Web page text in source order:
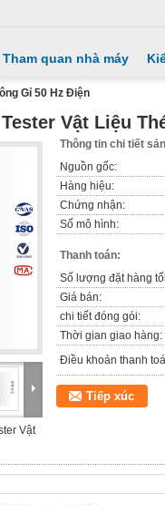
Tham quan nhà máy
Gỉ 50 Hz Điện
Vật Liệu
Vật
Thông tin chi tiết
Nguồn gốc:
Hàng hiệu:
Chứng nhận:
Số mô hình:
Thanh toán:
Số lượng đặt hàng
Giá bán:
chi tiết đóng gói:
Thời gian giao hàng:
Điều khoản thanh
Tiếp xúc